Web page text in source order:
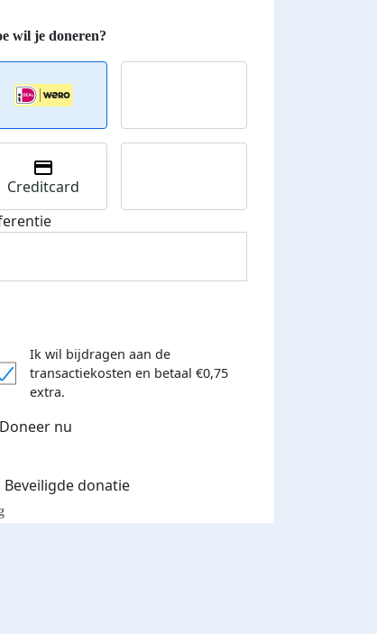
Donateurs bedankt
Creditcard
Ik wil bijdragen aan de
transactiekosten en betaal €0,75
extra.
Doneer nu